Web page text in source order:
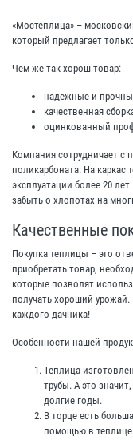
«Мостеплица» –
который предлагает
Чем же так хорош товар:
надежные и
качественная
оцинкованный
Компания сотрудничает с
поликарбоната. На каркас
эксплуатации более 20
забыть о хлопотах на
Качественные
Покупка теплицы – это
приобретать товар,
которые позволят
получать хороший урожай.
каждого дачника!
Особенности нашей
Теплица
трубы. А это
долгие годы.
В торце есть
помощью в